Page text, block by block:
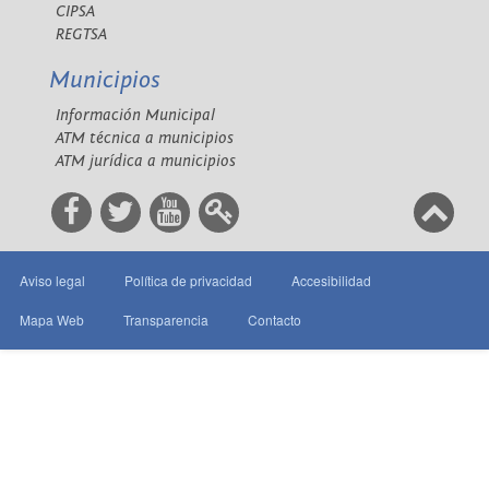
CIPSA
REGTSA
Municipios
Información Municipal
ATM técnica a municipios
ATM jurídica a municipios
Aviso legal Política de privacidad Accesibilidad
Mapa Web Transparencia Contacto